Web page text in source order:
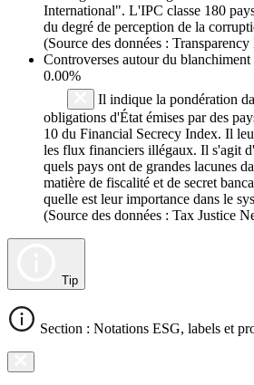
International". L'IPC classe 180
du degré de perception de la
(Source des données :
Controverses autour du blanchiment
0.00%
Il indique la pondération
obligations d'État émises par des
10 du Financial Secrecy Index. Il
les flux financiers illégaux. Il s'agit
quels pays ont de grandes lacunes
matière de fiscalité et de secret
quelle est leur importance dans le
(Source des données : Tax Justice
Tip
Section : Notations ESG, labels et